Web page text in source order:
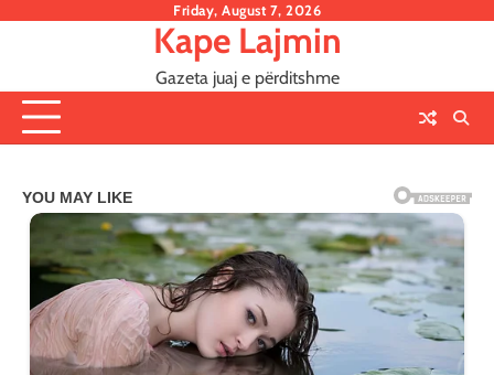
Friday, August 7, 2026
Kape Lajmin
Gazeta juaj e përditshme